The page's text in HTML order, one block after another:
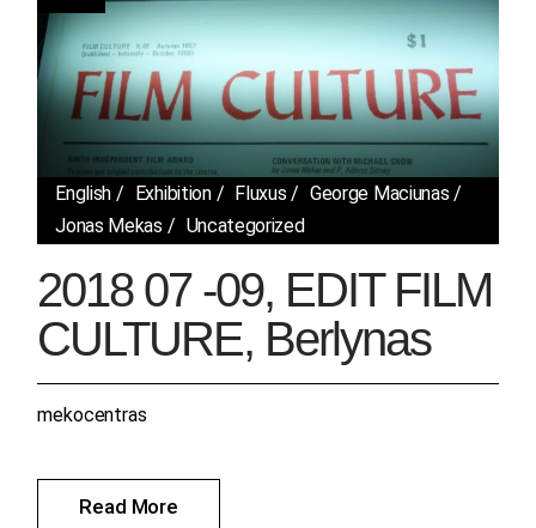
English Exhibition Fluxus
George Maciunas
Jonas Mekas
Uncategorized
2018 07 -09, EDIT FILM
CULTURE, Berlynas
Read More
mekocentras